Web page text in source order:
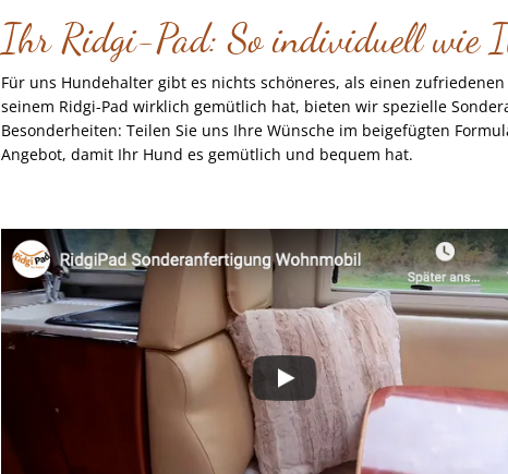
Ihr Ridgi-Pad: So individuell wie
Für uns Hundehalter gibt es nichts schöneres, als einen
seinem Ridgi-Pad wirklich gemütlich hat, bieten wir spezielle
Besonderheiten: Teilen Sie uns Ihre Wünsche im beigefügten
Angebot, damit Ihr Hund es gemütlich und bequem hat.